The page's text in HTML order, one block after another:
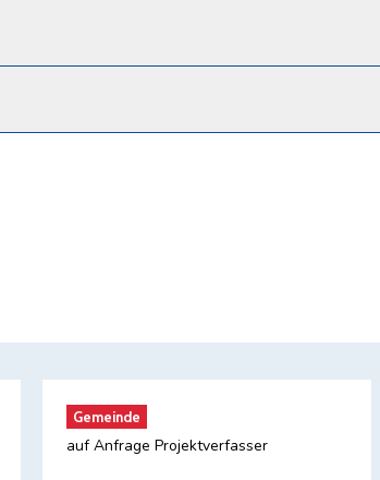
Gemeinde
auf Anfrage Projektverfasser